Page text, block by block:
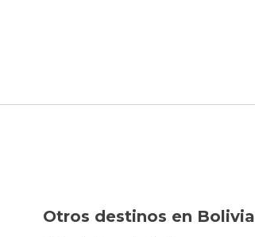
Otros destinos en Bolivia